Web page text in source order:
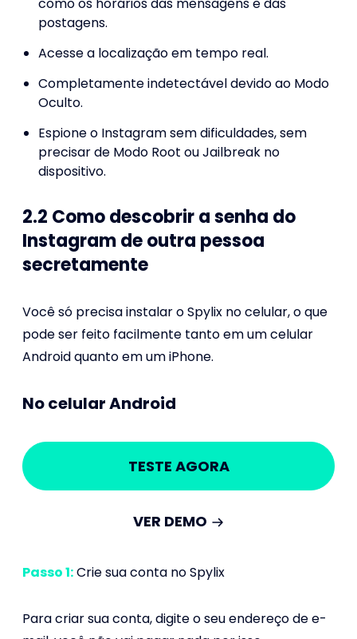
como os horários das mensagens e das
postagens.
Acesse a localização em tempo real.
Completamente indetectável devido ao Modo
Oculto.
Espione o Instagram sem dificuldades, sem
precisar de Modo Root ou Jailbreak no
dispositivo.
2.2 Como descobrir a senha do
Instagram de outra pessoa
secretamente
Você só precisa instalar o Spylix no celular, o que
pode ser feito facilmente tanto em um celular
Android quanto em um iPhone.
No celular Android
TESTE AGORA
VER DEMO
Passo 1:Crie sua conta no Spylix
Para criar sua conta, digite o seu endereço de e-